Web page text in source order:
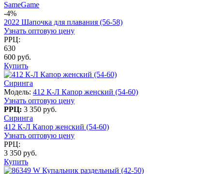
SameGame
-4%
2022 Шапочка для плавания (56-58)
Узнать оптовую цену
РРЦ:
630
600 руб.
Купить
Сиринга
Модель: 412 К-Л Капор женский (54-60)
Узнать оптовую цену
РРЦ: 3 350 руб.
Сиринга
412 К-Л Капор женский (54-60)
Узнать оптовую цену
РРЦ:
3 350 руб.
Купить